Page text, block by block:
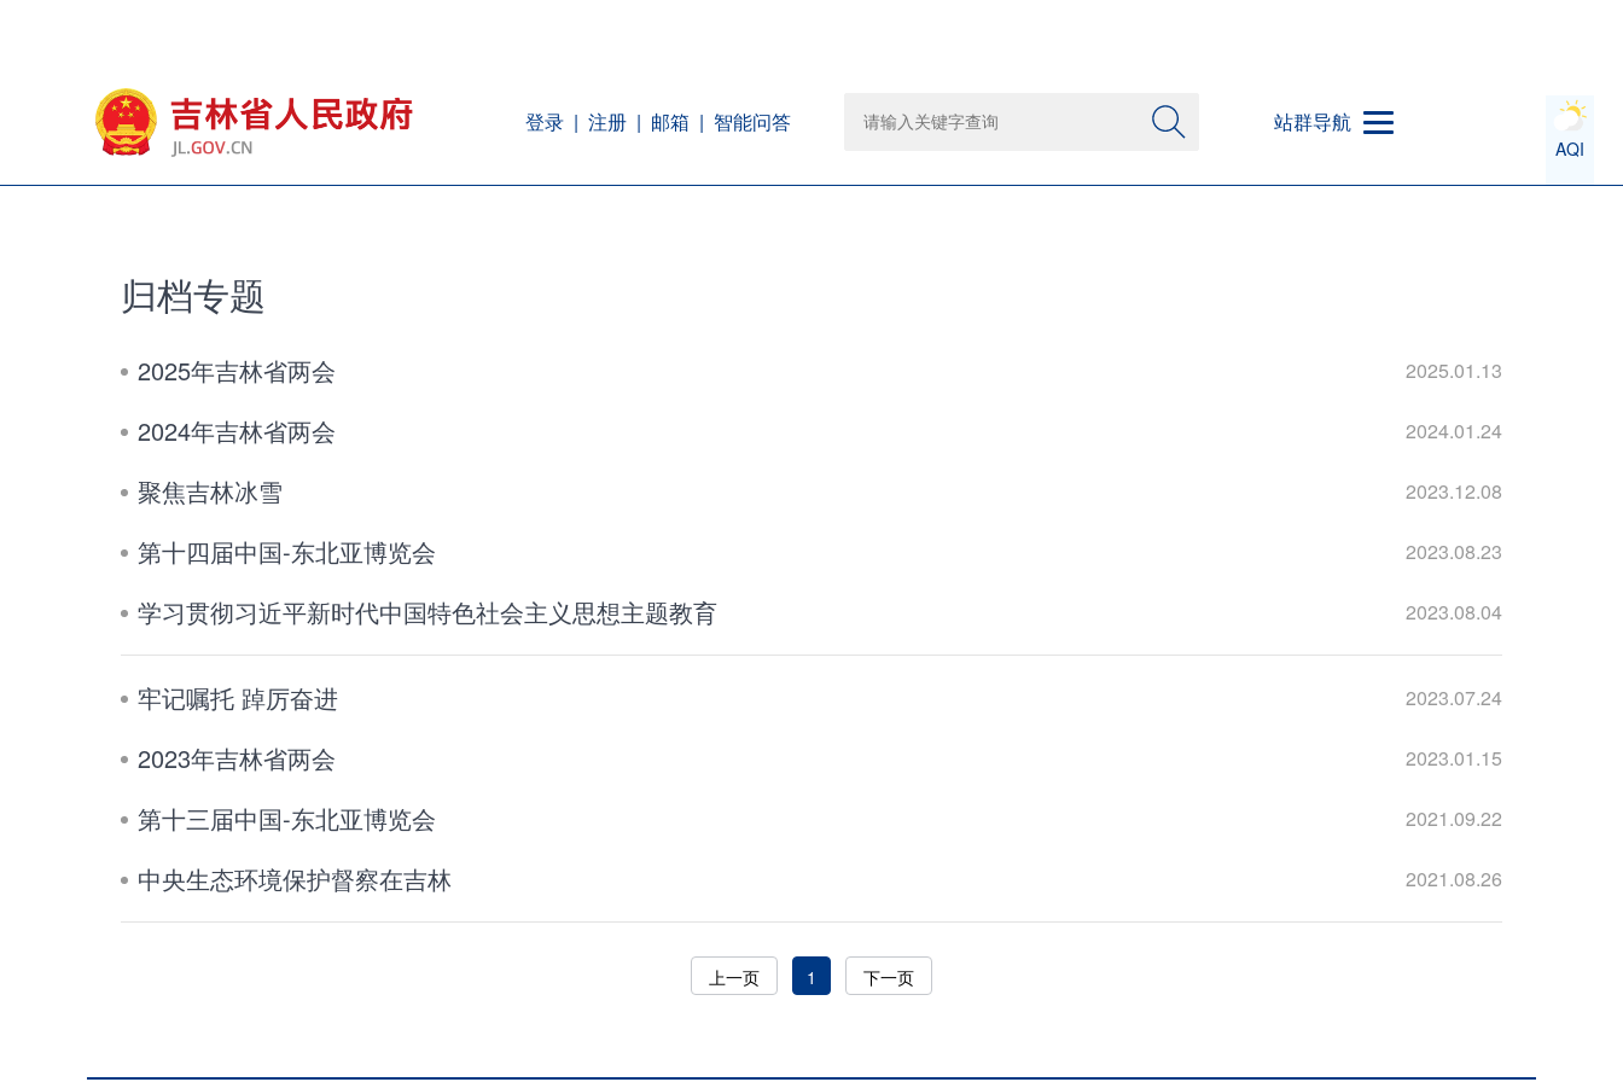
登录 注册 邮箱 智能问答 站群导航
AQI
归档专题
2025年吉林省两会 2025.01.13
2024年吉林省两会 2024.01.24
聚焦吉林冰雪 2023.12.08
第十四届中国-东北亚博览会 2023.08.23
学习贯彻习近平新时代中国特色社会主义思想主题教育 2023.08.04
牢记嘱托 踔厉奋进 2023.07.24
2023年吉林省两会 2023.01.15
第十三届中国-东北亚博览会 2021.09.22
中央生态环境保护督察在吉林 2021.08.26
上一页 1 下一页